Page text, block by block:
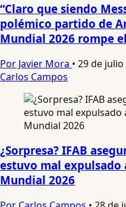
“Claro que siendo
polémico partido de
Mundial 2026 rompe
Por Javier Mora • 29 de julio
Carlos Campos
¿Sorpresa? IFAB
estuvo mal
Mundial 2026